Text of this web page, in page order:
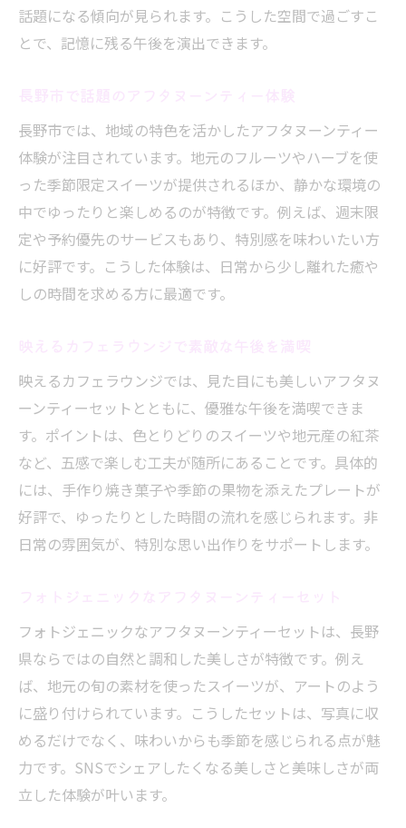
話題になる傾向が見られます。こうした空間で過ごすこ
とで、記憶に残る午後を演出できます。
長野市では、地域の特色を活かしたアフタヌーンティー
体験が注目されています。地元のフルーツやハーブを使
った季節限定スイーツが提供されるほか、静かな環境の
中でゆったりと楽しめるのが特徴です。例えば、週末限
定や予約優先のサービスもあり、特別感を味わいたい方
に好評です。こうした体験は、日常から少し離れた癒や
しの時間を求める方に最適です。
映えるカフェラウンジでは、見た目にも美しいアフタヌ
ーンティーセットとともに、優雅な午後を満喫できま
す。ポイントは、色とりどりのスイーツや地元産の紅茶
など、五感で楽しむ工夫が随所にあることです。具体的
には、手作り焼き菓子や季節の果物を添えたプレートが
好評で、ゆったりとした時間の流れを感じられます。非
日常の雰囲気が、特別な思い出作りをサポートします。
フォトジェニックなアフタヌーンティーセットは、長野
県ならではの自然と調和した美しさが特徴です。例え
ば、地元の旬の素材を使ったスイーツが、アートのよう
に盛り付けられています。こうしたセットは、写真に収
めるだけでなく、味わいからも季節を感じられる点が魅
力です。SNSでシェアしたくなる美しさと美味しさが両
立した体験が叶います。